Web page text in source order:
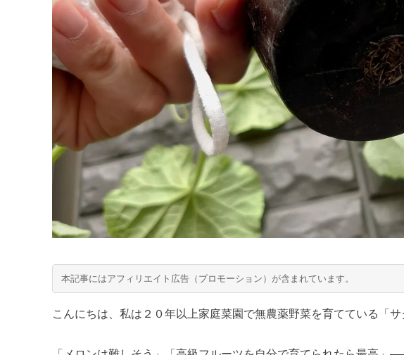
本記事にはアフィリエイト広告（プロモーション）が含まれています。
こんにちは、私は２０年以上家庭菜園で無農薬野菜を育てている「サ